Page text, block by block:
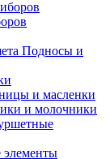
Подносы и
и масленки
и молочники